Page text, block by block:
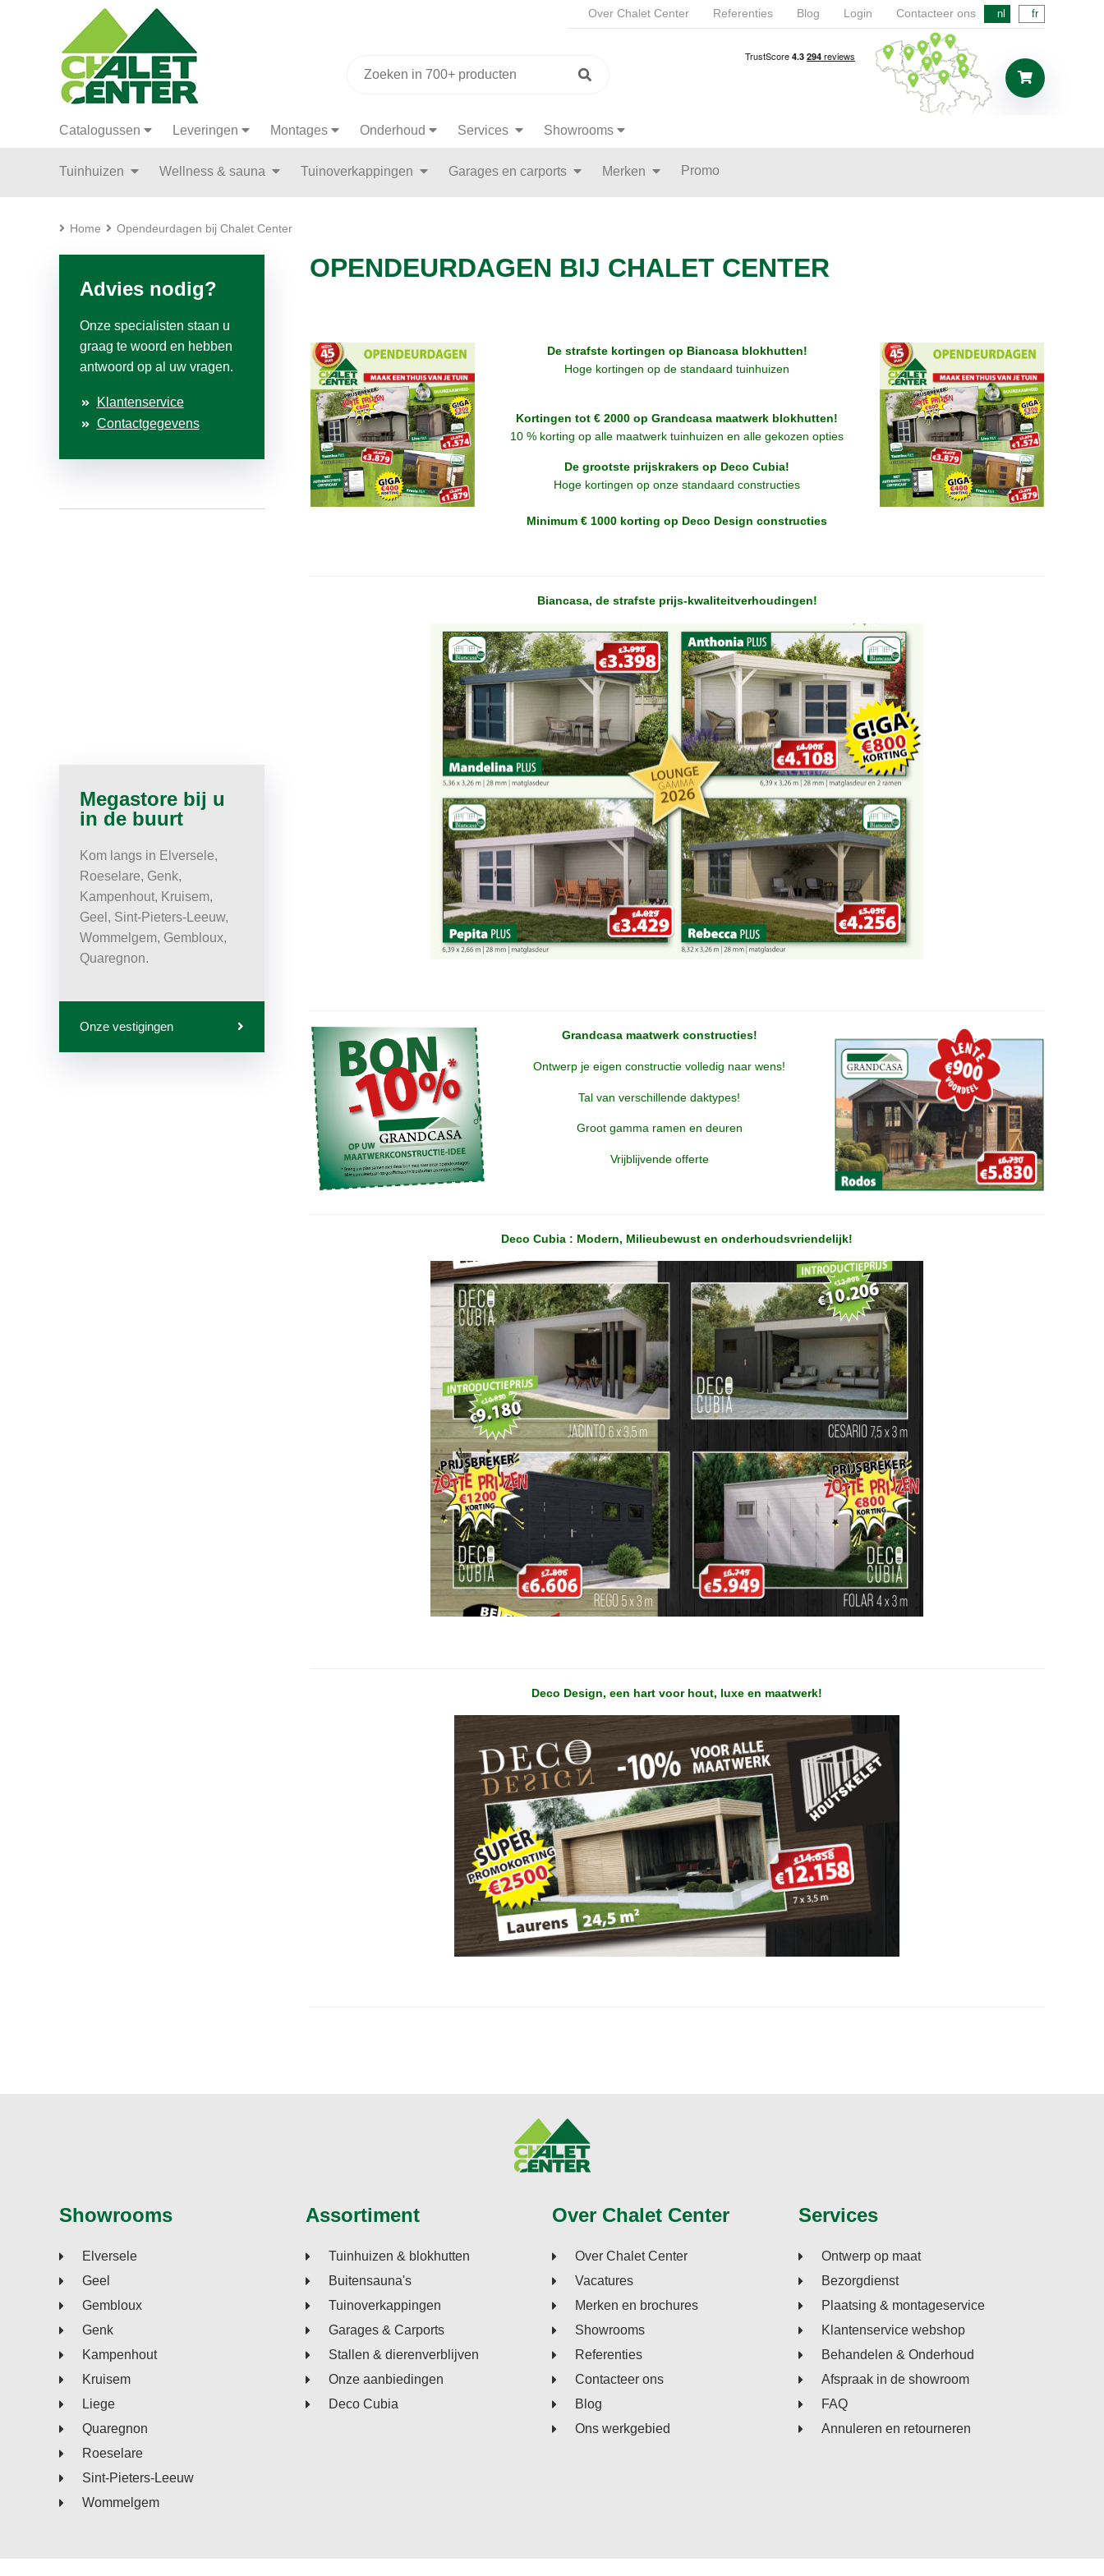
Over Chalet Center Referenties Blog Login Contacteer ons nl fr
Catalogussen Leveringen Montages Onderhoud Services Showrooms
Tuinhuizen Wellness & sauna Tuinoverkappingen Garages en carports Merken Promo
Home Opendeurdagen bij Chalet Center
Advies nodig?
Onze specialisten staan u
graag te woord en hebben
antwoord op al uw vragen.
Klantenservice
Contactgegevens
Megastore bij u
in de buurt
Kom langs in Elversele,
Roeselare, Genk,
Kampenhout, Kruisem,
Geel, Sint-Pieters-Leeuw,
Wommelgem, Gembloux,
Quaregnon.
Onze vestigingen
OPENDEURDAGEN BIJ CHALET CENTER
De strafste kortingen op Biancasa blokhutten!
Hoge kortingen op de standaard tuinhuizen
Kortingen tot € 2000 op Grandcasa maatwerk blokhutten!
10 % korting op alle maatwerk tuinhuizen en alle gekozen opties
De grootste prijskrakers op Deco Cubia!
Hoge kortingen op onze standaard constructies
Minimum € 1000 korting op Deco Design constructies
Biancasa, de strafste prijs-kwaliteitverhoudingen!
Grandcasa maatwerk constructies!
Ontwerp je eigen constructie volledig naar wens!
Tal van verschillende daktypes!
Groot gamma ramen en deuren
Vrijblijvende offerte
Deco Cubia : Modern, Milieubewust en onderhoudsvriendelijk!
Deco Design, een hart voor hout, luxe en maatwerk!
Showrooms
Elversele
Geel
Gembloux
Genk
Kampenhout
Kruisem
Liege
Quaregnon
Roeselare
Sint-Pieters-Leeuw
Wommelgem
Assortiment
Tuinhuizen & blokhutten
Buitensauna's
Tuinoverkappingen
Garages & Carports
Stallen & dierenverblijven
Onze aanbiedingen
Deco Cubia
Over Chalet Center
Over Chalet Center
Vacatures
Merken en brochures
Showrooms
Referenties
Contacteer ons
Blog
Ons werkgebied
Services
Ontwerp op maat
Bezorgdienst
Plaatsing & montageservice
Klantenservice webshop
Behandelen & Onderhoud
Afspraak in de showroom
FAQ
Annuleren en retourneren